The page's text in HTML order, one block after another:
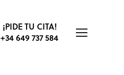
¡PIDE TU CITA!
+34 649 737 584